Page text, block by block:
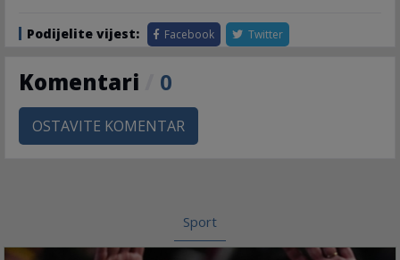
Podijelite vijest: Facebook Twitter
Komentari 0
OSTAVITE KOMENTAR
Sport